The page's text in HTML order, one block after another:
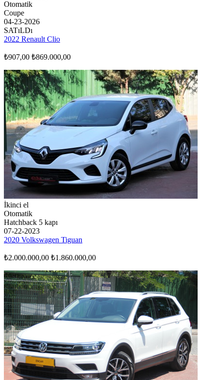
Otomatik
Coupe
04-23-2026
SATıLDı
2022 Renault Clio
₺907,00 ₺869.000,00
İkinci el
Otomatik
Hatchback 5 kapı
07-22-2023
2020 Volkswagen Tiguan
₺2.000.000,00 ₺1.860.000,00